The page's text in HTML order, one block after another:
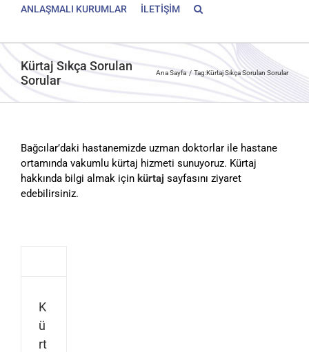
ANLAŞMALI KURUMLAR İLETİŞİM
Kürtaj Sıkça Sorulan
Sorular
Ana Sayfa Tag:Kürtaj Sıkça Sorulan Sorular
Bağcılar’daki hastanemizde uzman doktorlar ile hastane
ortamında vakumlu kürtaj hizmeti sunuyoruz. Kürtaj
hakkında bilgi almak için kürtaj sayfasını ziyaret
edebilirsiniz.
K
ü
rt